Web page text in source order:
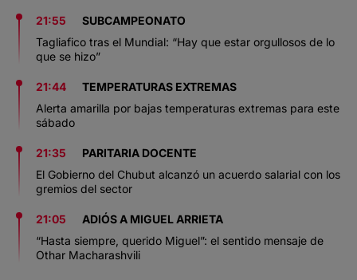
21:55
SUBCAMPEONATO
Tagliafico tras el Mundial: “Hay que estar orgullosos de lo
que se hizo”
21:44
TEMPERATURAS EXTREMAS
Alerta amarilla por bajas temperaturas extremas para este
sábado
21:35
PARITARIA DOCENTE
El Gobierno del Chubut alcanzó un acuerdo salarial con los
gremios del sector
21:05
ADIÓS A MIGUEL ARRIETA
“Hasta siempre, querido Miguel”: el sentido mensaje de
Othar Macharashvili